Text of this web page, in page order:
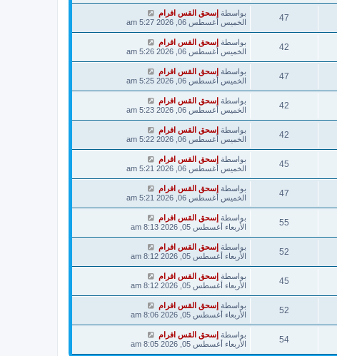
47 بواسطة إسحق القس افرام
الخميس أغسطس 06, 2026 5:27 am
42 بواسطة إسحق القس افرام
الخميس أغسطس 06, 2026 5:26 am
47 بواسطة إسحق القس افرام
الخميس أغسطس 06, 2026 5:25 am
42 بواسطة إسحق القس افرام
الخميس أغسطس 06, 2026 5:23 am
42 بواسطة إسحق القس افرام
الخميس أغسطس 06, 2026 5:22 am
45 بواسطة إسحق القس افرام
الخميس أغسطس 06, 2026 5:21 am
47 بواسطة إسحق القس افرام
الخميس أغسطس 06, 2026 5:21 am
55 بواسطة إسحق القس افرام
الأربعاء أغسطس 05, 2026 8:13 am
52 بواسطة إسحق القس افرام
الأربعاء أغسطس 05, 2026 8:12 am
45 بواسطة إسحق القس افرام
الأربعاء أغسطس 05, 2026 8:12 am
52 بواسطة إسحق القس افرام
الأربعاء أغسطس 05, 2026 8:06 am
54 بواسطة إسحق القس افرام
الأربعاء أغسطس 05, 2026 8:05 am